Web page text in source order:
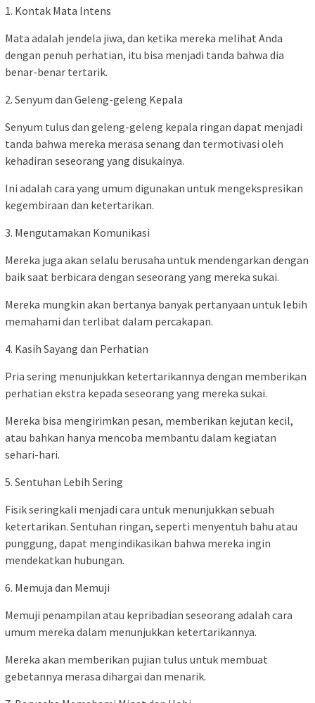
1. Kontak Mata Intens
Mata adalah jendela jiwa, dan ketika mereka melihat Anda
dengan penuh perhatian, itu bisa menjadi tanda bahwa dia
benar-benar tertarik.
2. Senyum dan Geleng-geleng Kepala
Senyum tulus dan geleng-geleng kepala ringan dapat menjadi
tanda bahwa mereka merasa senang dan termotivasi oleh
kehadiran seseorang yang disukainya.
Ini adalah cara yang umum digunakan untuk mengekspresikan
kegembiraan dan ketertarikan.
3. Mengutamakan Komunikasi
Mereka juga akan selalu berusaha untuk mendengarkan dengan
baik saat berbicara dengan seseorang yang mereka sukai.
Mereka mungkin akan bertanya banyak pertanyaan untuk lebih
memahami dan terlibat dalam percakapan.
4. Kasih Sayang dan Perhatian
Pria sering menunjukkan ketertarikannya dengan memberikan
perhatian ekstra kepada seseorang yang mereka sukai.
Mereka bisa mengirimkan pesan, memberikan kejutan kecil,
atau bahkan hanya mencoba membantu dalam kegiatan
sehari-hari.
5. Sentuhan Lebih Sering
Fisik seringkali menjadi cara untuk menunjukkan sebuah
ketertarikan. Sentuhan ringan, seperti menyentuh bahu atau
punggung, dapat mengindikasikan bahwa mereka ingin
mendekatkan hubungan.
6. Memuja dan Memuji
Memuji penampilan atau kepribadian seseorang adalah cara
umum mereka dalam menunjukkan ketertarikannya.
Mereka akan memberikan pujian tulus untuk membuat
gebetannya merasa dihargai dan menarik.